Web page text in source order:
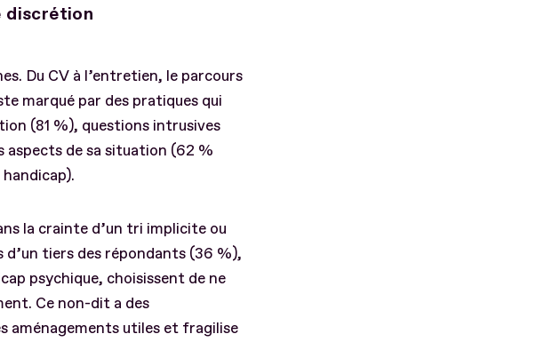
discrétion
Du CV à l’entretien, le parcours
marqué par des pratiques qui
(81 %), questions intrusives
de sa situation (62 %
la crainte d’un tri implicite ou
d’un tiers des répondants (36 %),
psychique, choisissent de ne
Ce non-dit a des
aménagements utiles et fragilise